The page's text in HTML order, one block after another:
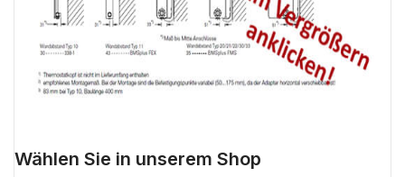
Wählen Sie in unserem Shop